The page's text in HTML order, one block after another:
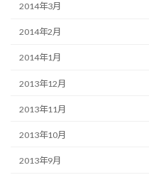
2014年3月
2014年2月
2014年1月
2013年12月
2013年11月
2013年10月
2013年9月